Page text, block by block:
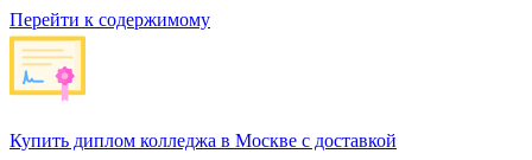
Перейти к содержимому
Купить диплом колледжа в Москве с доставкой